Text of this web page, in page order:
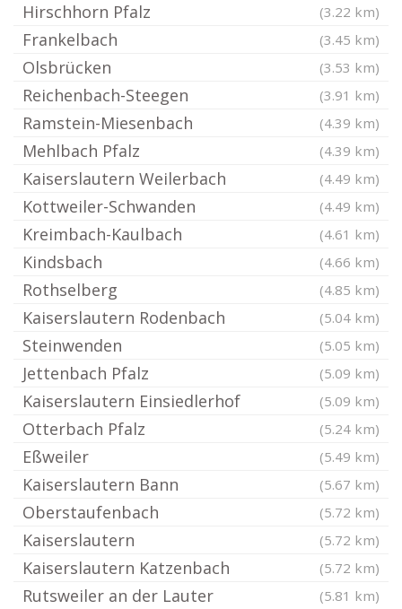
Hirschhorn Pfalz (3.22 km)
Frankelbach (3.45 km)
Olsbrücken (3.53 km)
Reichenbach-Steegen (3.91 km)
Ramstein-Miesenbach (4.39 km)
Mehlbach Pfalz (4.39 km)
Kaiserslautern Weilerbach (4.49 km)
Kottweiler-Schwanden (4.49 km)
Kreimbach-Kaulbach (4.61 km)
Kindsbach (4.66 km)
Rothselberg (4.85 km)
Kaiserslautern Rodenbach (5.04 km)
Steinwenden (5.05 km)
Jettenbach Pfalz (5.09 km)
Kaiserslautern Einsiedlerhof (5.09 km)
Otterbach Pfalz (5.24 km)
Eßweiler (5.49 km)
Kaiserslautern Bann (5.67 km)
Oberstaufenbach (5.72 km)
Kaiserslautern (5.72 km)
Kaiserslautern Katzenbach (5.72 km)
Rutsweiler an der Lauter (5.81 km)